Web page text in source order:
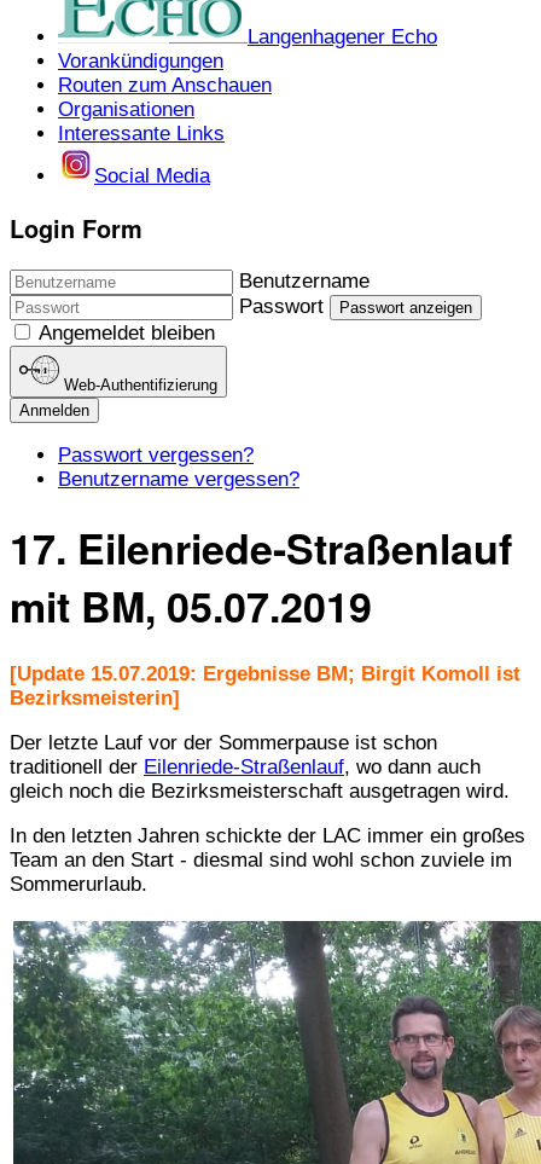
Langenhagener Echo
Vorankündigungen
Routen zum Anschauen
Organisationen
Interessante Links
Social Media
Login Form
Benutzername
Passwort
Passwort anzeigen
Angemeldet bleiben
Web-Authentifizierung
Anmelden
Passwort vergessen?
Benutzername vergessen?
17. Eilenriede-Straßenlauf
mit BM, 05.07.2019
[Update 15.07.2019: Ergebnisse BM; Birgit Komoll ist
Bezirksmeisterin]
Der letzte Lauf vor der Sommerpause ist schon
traditionell der Eilenriede-Straßenlauf, wo dann auch
gleich noch die Bezirksmeisterschaft ausgetragen wird.
In den letzten Jahren schickte der LAC immer ein großes
Team an den Start - diesmal sind wohl schon zuviele im
Sommerurlaub.